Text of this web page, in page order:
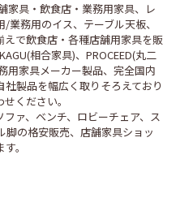
家具・飲食店・業務用家具、レ
業務用のイス、テーブル天板、
で飲食店・各種店舗用家具を販
相合家具)、PROCEED(丸二
用家具メーカー製品、完全国内
製品を幅広く取りそろえており
ください。
ァ、ベンチ、ロビーチェア、ス
脚の格安販売、店舗家具ショッ
。